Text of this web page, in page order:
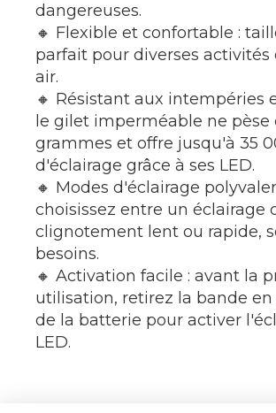
dangereuses.
🔸 Flexible et confortable :
parfait pour diverses activités
air.
🔸 Résistant aux intempéries
le gilet imperméable ne pèse
grammes et offre jusqu'à 35
d'éclairage grâce à ses LED.
🔸 Modes d'éclairage
choisissez entre un éclairage
clignotement lent ou rapide,
besoins.
🔸 Activation facile : avant la
utilisation, retirez la bande
de la batterie pour activer
LED.